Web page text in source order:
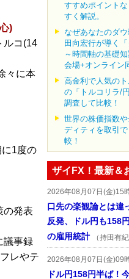
)
ルコ(14
々に本
1度の
の発表
議事録
レやテ
すすめポイント
すく解説。
なぜあなたのダ
田向宏行が導く
～時間軸の基礎
会場+オンライン
高金利で人気の
の「トルコリラ/
調査して比較！
世界の株価指数
ディティを取引
較！
ザイFX！最新＆
2026年08月07日(金)15
口先の楽観論とは違
反発、ドル円も158
の雇用統計
（持田有紀
2026年08月07日(金)09
ドル円158円半ば！